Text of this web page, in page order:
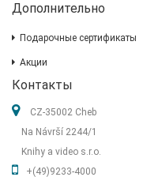
Дополнительно
Подарочные сертификаты
Акции
Контакты
CZ-35002 Cheb
Na Návrší 2244/1
Knihy a video s.r.o.
+(49)9233-4000